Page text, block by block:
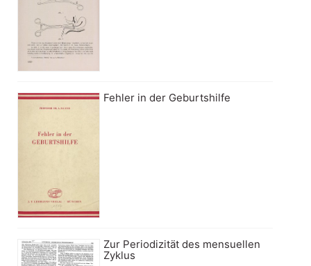
Fehler in der Geburtshilfe
Zur Periodizität des mensuellen
Zyklus